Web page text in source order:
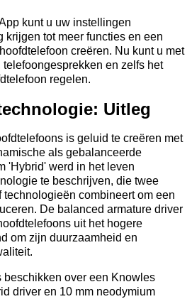
kunt u uw instellingen
krijgen tot meer functies en een
creëren. Nu kunt u met
en zelfs het
regelen.
Uitleg
is geluid te creëren met
als gebalanceerde
'Hybrid' werd in het leven
te beschrijven, die twee
combineert om een
De balanced armature driver
uit het hogere
om zijn duurzaamheid en
beschikken over een Knowles
driver en 10 mm neodymium